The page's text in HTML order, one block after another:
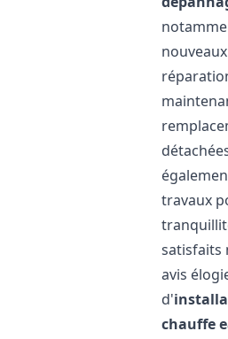
travaux
satisfaits
avis
d'
chauffe